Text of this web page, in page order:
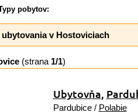
pobytov:
v Hostoviciach
(strana 1/1)
Ubytovňa,
Pardubice / Polabie